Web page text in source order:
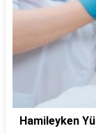
Hamileyken